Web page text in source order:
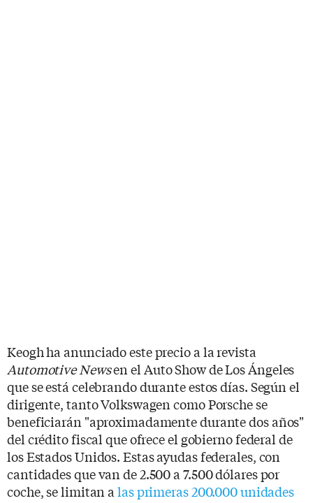
Keogh ha anunciado este precio a la revista
Automotive Newsen el Auto Show de Los Ángeles
que se está celebrando durante estos días. Según el
dirigente, tanto Volkswagen como Porsche se
beneficiarán "aproximadamente durante dos años"
del crédito fiscal que ofrece el gobierno federal de
los Estados Unidos. Estas ayudas federales, con
cantidades que van de 2.500 a 7.500 dólares por
coche, se limitan a las primeras 200.000 unidades